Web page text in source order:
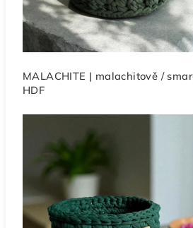
MALACHITE | malachitově /
HDF